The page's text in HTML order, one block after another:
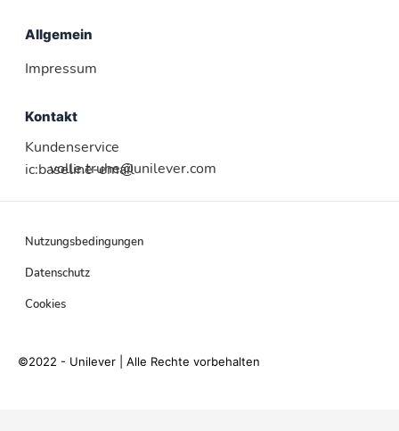
Allgemein
Impressum
Kontakt
Kundenservice
ic:baseline-email
volle.truhe@unilever.com
Nutzungsbedingungen
Datenschutz
Cookies
©2022 - Unilever | Alle Rechte vorbehalten